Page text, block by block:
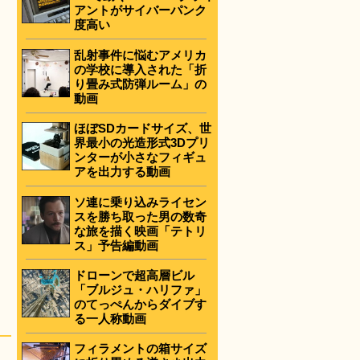
アントがサイバーパンク
度高い
乱射事件に悩むアメリカ
の学校に導入された「折
り畳み式防弾ルーム」の
動画
ほぼSDカードサイズ、世
界最小の光造形式3Dプリ
ンターが小さなフィギュ
アを出力する動画
ソ連に乗り込みライセン
スを勝ち取った男の数奇
な旅を描く映画「テトリ
ス」予告編動画
ドローンで超高層ビル
「ブルジュ・ハリファ」
のてっぺんからダイブす
る一人称動画
フィラメントの箱サイズ